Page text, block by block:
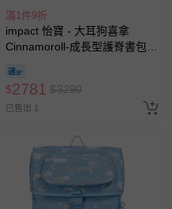
解約時即將逾期（例如生鮮
如經拆封、使用，則酌收整
電腦軟體（例如 DVD、CD
容或一經提供即為完成之線
始提供（例如線上課程、遊
滿1件9折
impact 怡寶 - 大耳狗喜拿
Cinnamoroll-成長型護脊書包-
140cm以上適用 | 精選好禮兩
件組（午餐袋、三角筆袋）
$2781 $3290
已售出 1